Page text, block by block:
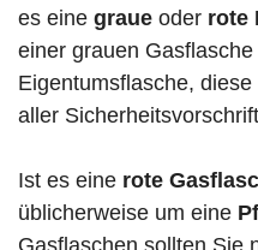
es eine graue oder rote
einer grauen
Eigentumsflasche,
aller
Ist es eine rote
üblicherweise um eine